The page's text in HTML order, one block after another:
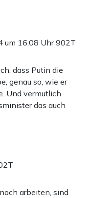
um 16:08 Uhr902T
dass Putin die
genau so, wie er
Und vermutlich
das auch
arbeiten, sind